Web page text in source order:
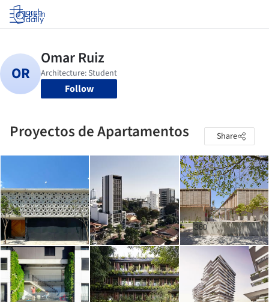
Log in
Follow
Proyectos de Apartamentos Share